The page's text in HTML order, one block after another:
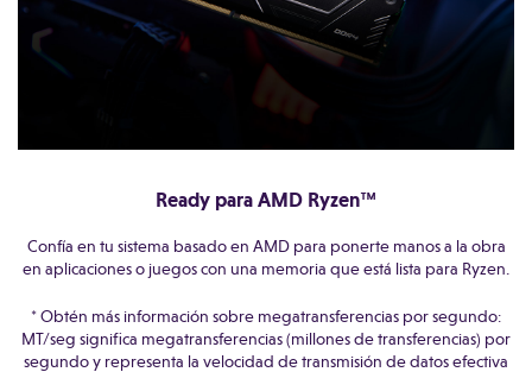
Ready para AMD Ryzen™
Confía en tu sistema basado en AMD para ponerte manos a la obra
en aplicaciones o juegos con una memoria que está lista para Ryzen.
* Obtén más información sobre megatransferencias por segundo:
MT/seg significa megatransferencias (millones de transferencias) por
segundo y representa la velocidad de transmisión de datos efectiva